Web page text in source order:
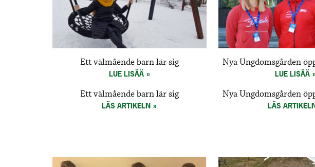
Ett välmående barn lär sig
LUE LISÄÄ
Ett välmående barn lär sig
LÄS ARTIKELN
Nya Ungdomsgården
LUE LISÄÄ
Nya Ungdomsgården
LÄS